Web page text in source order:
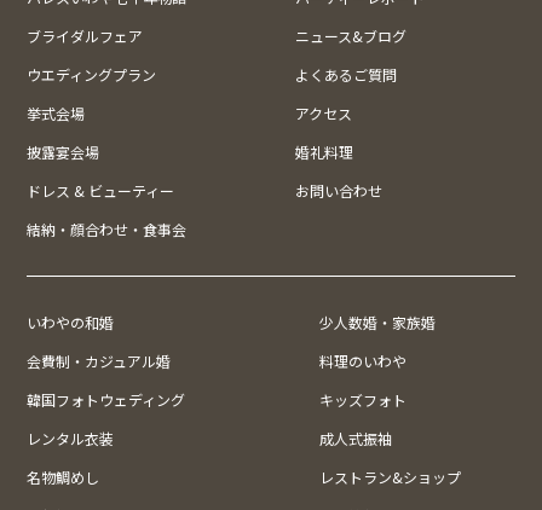
ブライダルフェア
ニュース&ブログ
ウエディングプラン
よくあるご質問
挙式会場
アクセス
披露宴会場
婚礼料理
ドレス & ビューティー
お問い合わせ
結納・顔合わせ・食事会
いわやの和婚
少人数婚・家族婚
会費制・カジュアル婚
料理のいわや
韓国フォトウェディング
キッズフォト
レンタル衣装
成人式振袖
名物鯛めし
レストラン&ショップ